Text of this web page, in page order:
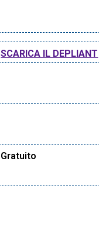
SCARICA IL DEPLIANT
Gratuito